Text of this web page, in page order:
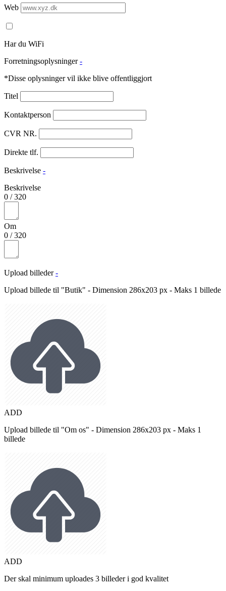
Web
Har du WiFi
Forretningsoplysninger -
*Disse oplysninger vil ikke blive offentliggjort
Titel
Kontaktperson
CVR NR.
Direkte tlf.
Beskrivelse -
Beskrivelse
0 /320
Om
0 /320
Upload billeder -
Upload billede til "Butik" - Dimension 286x203 px - Maks 1 billede
ADD
Upload billede til "Om os" - Dimension 286x203 px - Maks 1
billede
ADD
Der skal minimum uploades 3 billeder i god kvalitet